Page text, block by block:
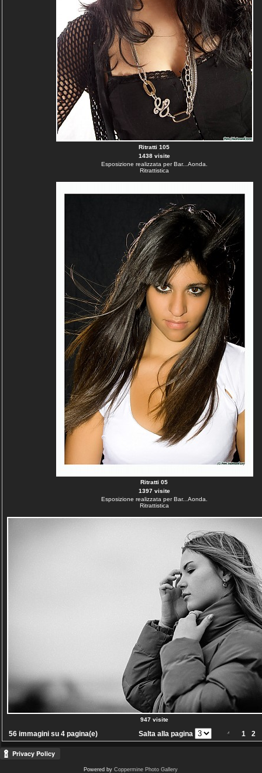
Ritratti 105
1438 visite
Esposizione realizzata per Bar...Aonda.
Ritrattistica
Ritratti 05
1397 visite
Esposizione realizzata per Bar...Aonda.
Ritrattistica
947 visite
56 immagini su 4 pagina(e) Salta alla pagina 1 2
Powered byCoppermine Photo Gallery